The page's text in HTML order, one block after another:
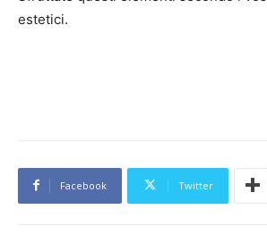
estetici.
Facebook Twitter